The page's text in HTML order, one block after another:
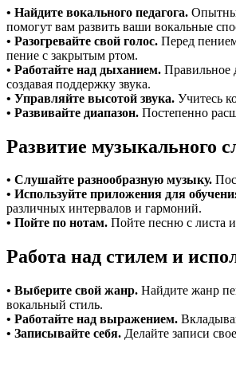
• Найдите вокального педагога.
помогут вам развить ваши вокальные
• Разогревайте свой голос. Перед
пение с закрытым ртом.
• Работайте над дыханием. Правильное
создавая поддержку звука.
• Управляйте высотой звука. Учитесь
• Развивайте диапазон. Постепенно
Развитие музыкального
• Слушайте разнообразную музыку.
• Используйте приложения для
различных интервалов и гармоний.
• Пойте по нотам. Пойте песню с листа
Работа над стилем и
• Выберите свой жанр. Найдите жанр
вокальный стиль.
• Работайте над выражением.
• Записывайте себя. Делайте записи